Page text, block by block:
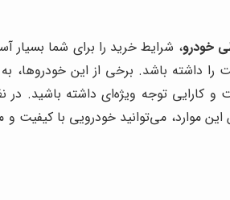
خودرو، شرایط خرید را برای شما بسیار
داشته باشد. برخی از این خودروها،
کارایی توجه ویژه‌ای داشته باشید. در
موارد، می‌توانید خودرویی با کیفیت